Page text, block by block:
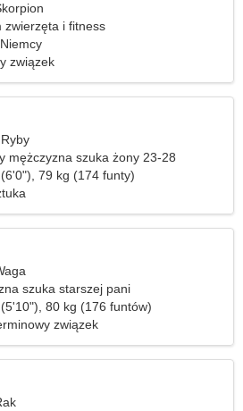
zwierzęta i fitness
związek
mężczyzna szuka żony 23-28
79 kg (174 funty)
szuka starszej pani
80 kg (176 funtów)
związek